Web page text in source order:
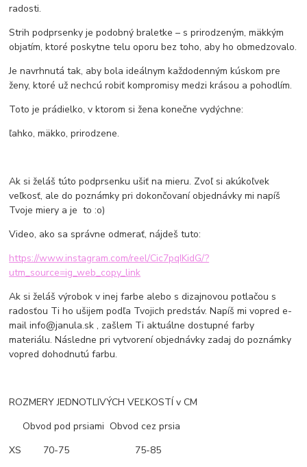
radosti.
Strih podprsenky je podobný braletke – s prirodzeným, mäkkým
objatím, ktoré poskytne telu oporu bez toho, aby ho obmedzovalo.
Je navrhnutá tak, aby bola ideálnym každodenným kúskom pre
ženy, ktoré už nechcú robiť kompromisy medzi krásou a pohodlím.
Toto je prádielko, v ktorom si žena konečne vydýchne:
ľahko, mäkko, prirodzene.
Ak si želáš túto podprsenku ušiť na mieru. Zvoľ si akúkoľvek
veľkosť, ale do poznámky pri dokončovaní objednávky mi napíš
Tvoje miery a je to :o)
Video, ako sa správne odmerať, nájdeš tuto:
https://www.instagram.com/reel/Cic7pqIKidG/?
utm_source=ig_web_copy_link
Ak si želáš výrobok v inej farbe alebo s dizajnovou potlačou s
radosťou Ti ho ušijem podľa Tvojich predstáv. Napíš mi vopred e-
mail info@janula.sk , zašlem Ti aktuálne dostupné farby
materiálu. Následne pri vytvorení objednávky zadaj do poznámky
vopred dohodnutú farbu.
ROZMERY JEDNOTLIVÝCH VEĽKOSTÍ v CM
Obvod pod prsiami Obvod cez prsia
XS 70-75 75-85